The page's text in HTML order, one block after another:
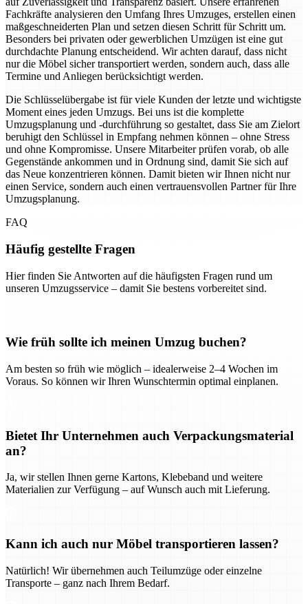
Fachkräfte analysieren den Umfang Ihres Umzuges, erstellen einen
maßgeschneiderten Plan und setzen diesen Schritt für Schritt um.
Besonders bei privaten oder gewerblichen Umzügen ist eine gut
durchdachte Planung entscheidend. Wir achten darauf, dass nicht
nur die Möbel sicher transportiert werden, sondern auch, dass alle
Termine und Anliegen berücksichtigt werden.
Die Schlüsselübergabe ist für viele Kunden der letzte und wichtigste
Moment eines jeden Umzugs. Bei uns ist die komplette
Umzugsplanung und -durchführung so gestaltet, dass Sie am Zielort
beruhigt den Schlüssel in Empfang nehmen können – ohne Stress
und ohne Kompromisse. Unsere Mitarbeiter prüfen vorab, ob alle
Gegenstände ankommen und in Ordnung sind, damit Sie sich auf
das Neue konzentrieren können. Damit bieten wir Ihnen nicht nur
einen Service, sondern auch einen vertrauensvollen Partner für Ihre
Umzugsplanung.
FAQ
Häufig gestellte Fragen
Hier finden Sie Antworten auf die häufigsten Fragen rund um
unseren Umzugsservice – damit Sie bestens vorbereitet sind.
Wie früh sollte ich meinen Umzug buchen?
Am besten so früh wie möglich – idealerweise 2–4 Wochen im
Voraus. So können wir Ihren Wunschtermin optimal einplanen.
Bietet Ihr Unternehmen auch Verpackungsmaterial
an?
Ja, wir stellen Ihnen gerne Kartons, Klebeband und weitere
Materialien zur Verfügung – auf Wunsch auch mit Lieferung.
Kann ich auch nur Möbel transportieren lassen?
Natürlich! Wir übernehmen auch Teilumzüge oder einzelne
Transporte – ganz nach Ihrem Bedarf.